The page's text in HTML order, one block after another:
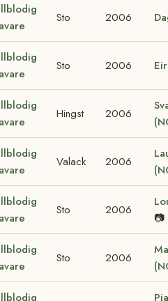
Sto 2006
Sto 2006
Hingst 2006
Valack 2006
Sto 2006
📷
Sto 2006